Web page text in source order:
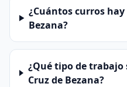
¿Cuántos curros
Bezana?
¿Qué tipo de trabajo
Cruz de Bezana?